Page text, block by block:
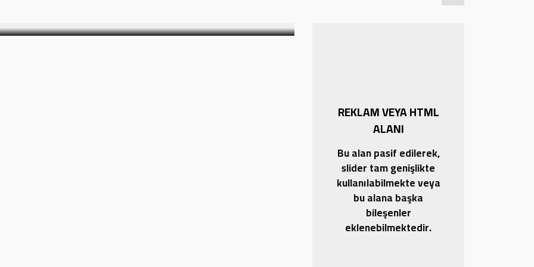
REKLAM VEYA HTML
ALANI
Bu alan pasif edilerek,
slider tam genişlikte
kullanılabilmekte veya
bu alana başka
bileşenler
eklenebilmektedir.